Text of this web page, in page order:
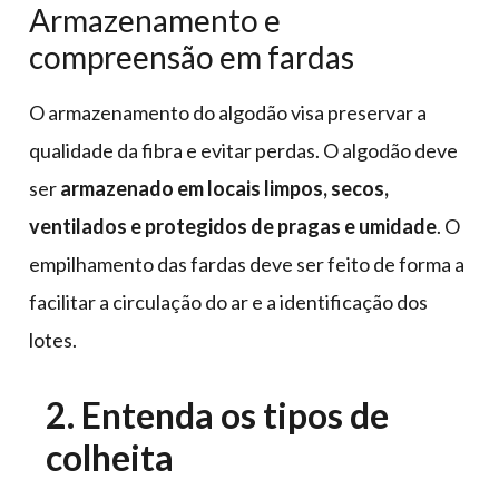
Armazenamento e
compreensão em fardas
O armazenamento do algodão visa preservar a
qualidade da fibra e evitar perdas. O algodão deve
serarmazenado em locais limpos, secos,
ventilados e protegidos de pragas e umidade. O
empilhamento das fardas deve ser feito de forma a
facilitar a circulação do ar e a identificação dos
lotes.
2. Entenda os tipos de
colheita